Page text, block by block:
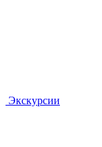
Экскурсии